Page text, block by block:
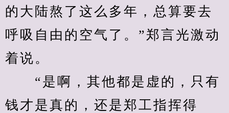
的大陆熬了这么多年，总算要去
呼吸自由的空气了。”郑言光激动
着说。
“是啊，其他都是虚的，只有
钱才是真的，还是郑工指挥得